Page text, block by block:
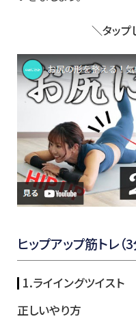
＼タッ
ヒップアップ筋トレ（3
1.ライイングツイスト
正しいやり方